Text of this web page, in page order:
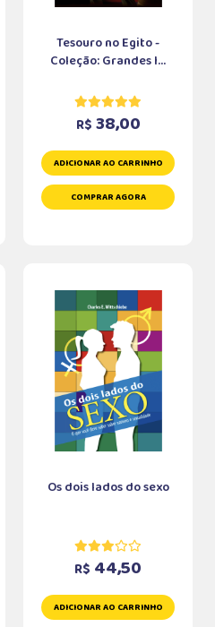
Tesouro no Egito -
Coleção: Grandes I...
R$ 38,00
ADICIONAR AO CARRINHO
COMPRAR AGORA
Os dois lados do sexo
R$ 44,50
ADICIONAR AO CARRINHO